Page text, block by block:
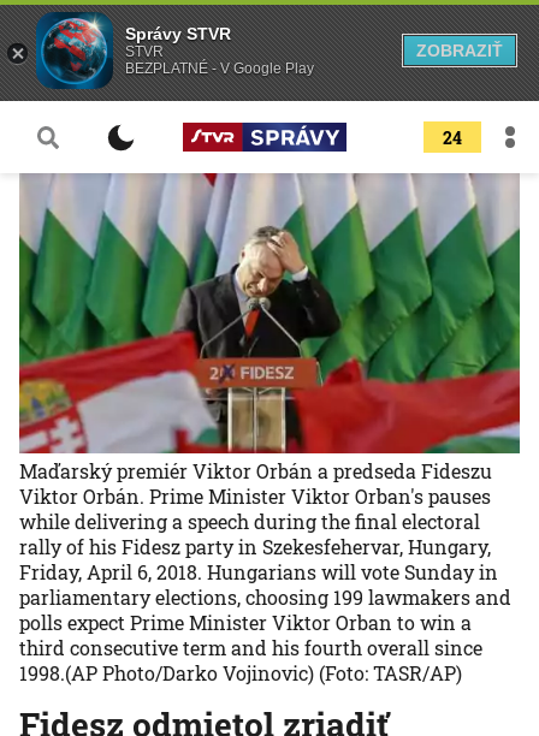
24
Fidesz odmietol zriadiť
Maďarský premiér Viktor Orbán a predseda Fideszu
Viktor Orbán. Prime Minister Viktor Orban's pauses
while delivering a speech during the final electoral
rally of his Fidesz party in Szekesfehervar, Hungary,
Friday, April 6, 2018. Hungarians will vote Sunday in
parliamentary elections, choosing 199 lawmakers and
polls expect Prime Minister Viktor Orban to win a
third consecutive term and his fourth overall since
1998.(AP Photo/Darko Vojinovic) (Foto: TASR/AP)
Správy STVR
STVR
BEZPLATNÉ - V Google Play
ZOBRAZIŤ